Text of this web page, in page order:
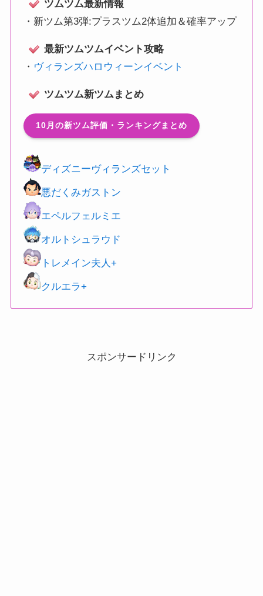
ツムツム最新情報
・ 新ツム第3弾:プラスツム2体追加＆確率アップ
最新ツムツムイベント攻略
・ ヴィランズハロウィーンイベント
ツムツム新ツムまとめ
10月の新ツム評価・ランキングまとめ
ディズニーヴィランズセット
悪だくみガストン
エペルフェルミエ
オルトシュラウド
トレメイン夫人+
クルエラ+
スポンサードリンク